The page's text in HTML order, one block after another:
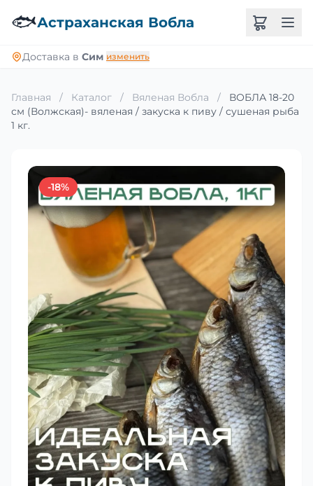
🐟Астраханская Вобла
Доставка в Сим изменить
Главная / Каталог / Вяленая Вобла /
ВОБЛА 18-20
см (Волжская)- вяленая / закуска к пиву / сушеная рыба
1 кг.
-18%